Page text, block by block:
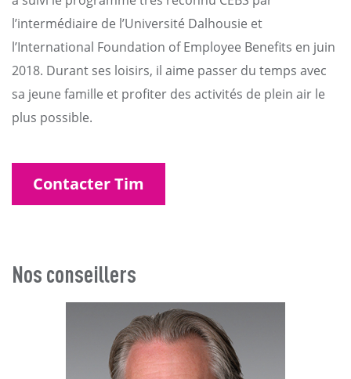
l’intermédiaire de l’Université Dalhousie et
l’International Foundation of Employee Benefits en juin
2018. Durant ses loisirs, il aime passer du temps avec
sa jeune famille et profiter des activités de plein air le
plus possible.
Contacter Tim
Nos conseillers